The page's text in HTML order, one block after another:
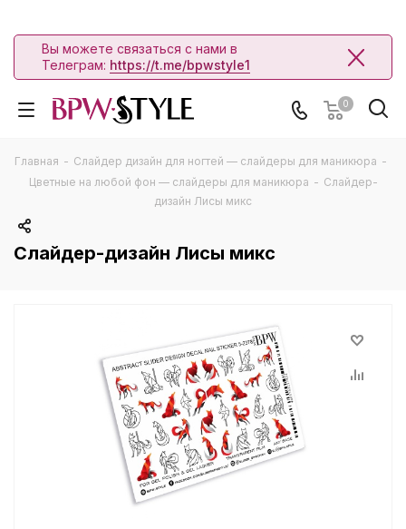
Вы можете связаться с нами в
Телеграм: https://t.me/bpwstyle1
0
Главная - Слайдер дизайн для ногтей — слайдеры для маникюра -
Цветные на любой фон — слайдеры для маникюра - Слайдер-
дизайн Лисы микс
Слайдер-дизайн Лисы микс